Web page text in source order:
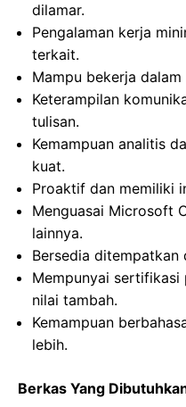
dilamar.
Pengalaman kerja
terkait.
Mampu bekerja
Keterampilan
tulisan.
Kemampuan analitis
kuat.
Proaktif dan memiliki
Menguasai Microsoft
lainnya.
Bersedia ditempatkan
Mempunyai sertifikasi
nilai tambah.
Kemampuan
lebih.
Berkas Yang